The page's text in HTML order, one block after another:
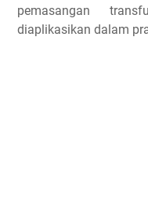
pemasangan
diaplikasikan dalam